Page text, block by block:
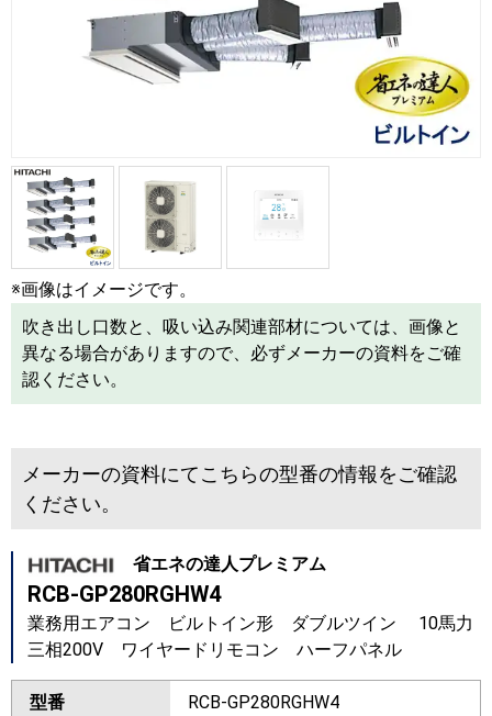
※画像はイメージです。
吹き出し口数と、吸い込み関連部材については、画像と
異なる場合がありますので、必ずメーカーの資料をご確
認ください。
メーカーの資料にてこちらの型番の情報をご確認
ください。
省エネの達人プレミアム
RCB-GP280RGHW4
業務用エアコン ビルトイン形 ダブルツイン 10馬力
三相200V ワイヤードリモコン ハーフパネル
型番 RCB-GP280RGHW4